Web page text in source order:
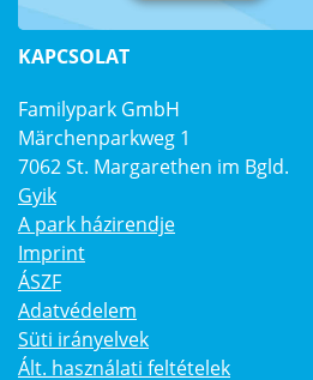
KAPCSOLAT
Familypark GmbH
Märchenparkweg 1
7062 St. Margarethen im Bgld.
Gyik
A park házirendje
Imprint
ÁSZF
Adatvédelem
Süti irányelvek
Ált. használati feltételek